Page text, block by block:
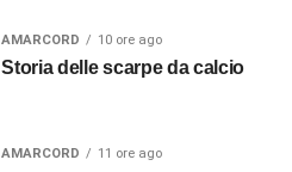
AMARCORD 10 ore ago
Storia delle scarpe da calcio
AMARCORD 11 ore ago